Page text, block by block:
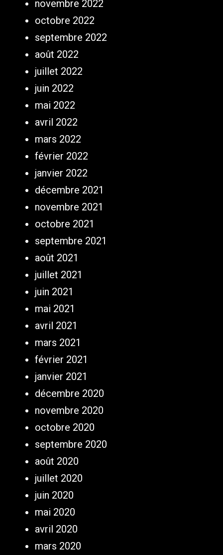
novembre 2022
octobre 2022
septembre 2022
août 2022
juillet 2022
juin 2022
mai 2022
avril 2022
mars 2022
février 2022
janvier 2022
décembre 2021
novembre 2021
octobre 2021
septembre 2021
août 2021
juillet 2021
juin 2021
mai 2021
avril 2021
mars 2021
février 2021
janvier 2021
décembre 2020
novembre 2020
octobre 2020
septembre 2020
août 2020
juillet 2020
juin 2020
mai 2020
avril 2020
mars 2020